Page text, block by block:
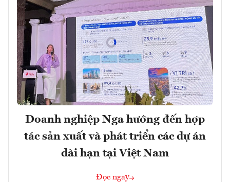
Doanh nghiệp Nga hướng đến hợp
tác sản xuất và phát triển các dự án
dài hạn tại Việt Nam
Đọc ngay